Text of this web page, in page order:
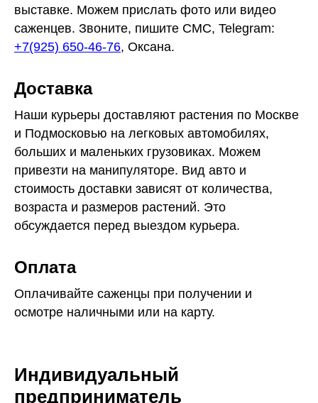
выставке. Можем прислать фото или видео
саженцев. Звоните, пишите СМС, Telegram:
+7(925) 650-46-76, Оксана.
Доставка
Наши курьеры доставляют растения по Москве
и Подмосковью на легковых автомобилях,
больших и маленьких грузовиках. Можем
привезти на манипуляторе. Вид авто и
стоимость доставки зависят от количества,
возраста и размеров растений. Это
обсуждается перед выездом курьера.
Оплата
Оплачивайте саженцы при получении и
осмотре наличными или на карту.
Индивидуальный
предприниматель